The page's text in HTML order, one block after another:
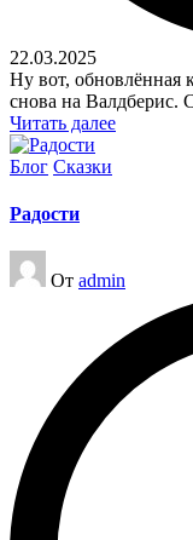
22.03.2025
Ну вот, обновлённая
снова на
Читать далее
Опубликовано
Блог Сказки
Радости
Запись
от
От admin